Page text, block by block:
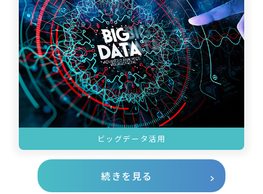
ビッグデータ活用
続きを見る